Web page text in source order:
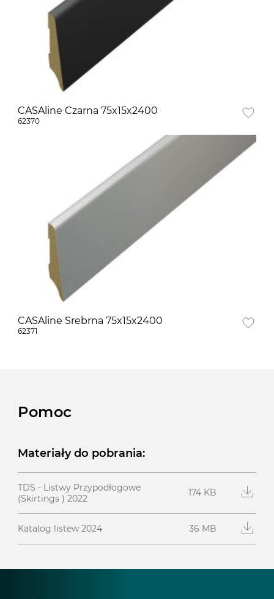
CASAline Czarna 75x15x2400
62370
CASAline Srebrna 75x15x2400
62371
Pomoc
Materiały do pobrania:
TDS - Listwy Przypodłogowe
(Skirtings ) 2022
174 KB
Katalog listew 2024 36 MB